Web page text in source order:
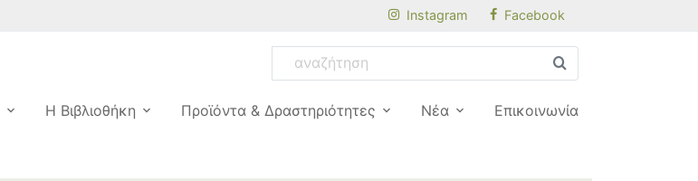
Instagram Facebook
Η Βιβλιοθήκη Προϊόντα & Δραστηριότητες Νέα Επικοινωνία